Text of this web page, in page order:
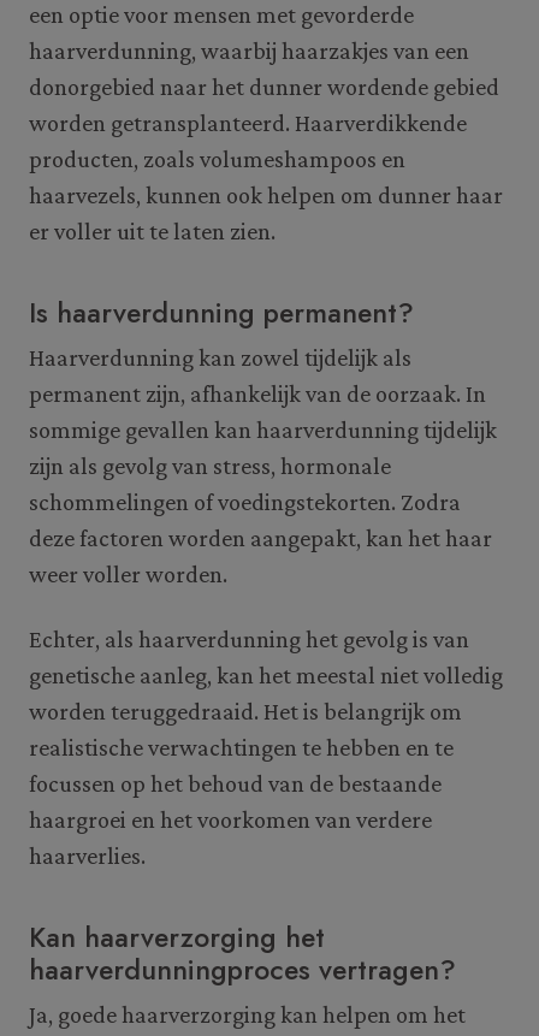
een optie voor mensen met gevorderde
haarverdunning, waarbij haarzakjes van een
donorgebied naar het dunner wordende gebied
worden getransplanteerd. Haarverdikkende
producten, zoals volumeshampoos en
haarvezels, kunnen ook helpen om dunner haar
er voller uit te laten zien.
Is haarverdunning permanent?
Haarverdunning kan zowel tijdelijk als
permanent zijn, afhankelijk van de oorzaak. In
sommige gevallen kan haarverdunning tijdelijk
zijn als gevolg van stress, hormonale
schommelingen of voedingstekorten. Zodra
deze factoren worden aangepakt, kan het haar
weer voller worden.
Echter, als haarverdunning het gevolg is van
genetische aanleg, kan het meestal niet volledig
worden teruggedraaid. Het is belangrijk om
realistische verwachtingen te hebben en te
focussen op het behoud van de bestaande
haargroei en het voorkomen van verdere
haarverlies.
Kan haarverzorging het
haarverdunningproces vertragen?
Ja, goede haarverzorging kan helpen om het